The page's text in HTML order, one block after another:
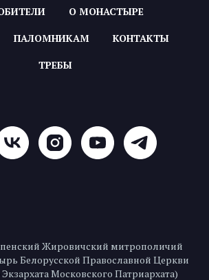
О МОНАСТЫРЕ
ПАЛОМНИКАМ КОНТАКТЫ
ТРЕБЫ
Жировичский митрополичий
Белорусской Православной Церкви
Московского Патриархата)